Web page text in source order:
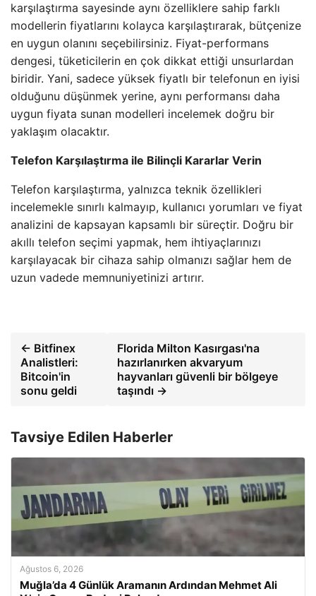
karşılaştırma sayesinde aynı özelliklere sahip farklı
modellerin fiyatlarını kolayca karşılaştırarak, bütçenize
en uygun olanını seçebilirsiniz. Fiyat-performans
dengesi, tüketicilerin en çok dikkat ettiği unsurlardan
biridir. Yani, sadece yüksek fiyatlı bir telefonun en iyisi
olduğunu düşünmek yerine, aynı performansı daha
uygun fiyata sunan modelleri incelemek doğru bir
yaklaşım olacaktır.
Telefon Karşılaştırma ile Bilinçli Kararlar Verin
Telefon karşılaştırma, yalnızca teknik özellikleri
incelemekle sınırlı kalmayıp, kullanıcı yorumları ve fiyat
analizini de kapsayan kapsamlı bir süreçtir. Doğru bir
akıllı telefon seçimi yapmak, hem ihtiyaçlarınızı
karşılayacak bir cihaza sahip olmanızı sağlar hem de
uzun vadede memnuniyetinizi artırır.
← Bitfinex
Analistleri:
Bitcoin'in
sonu geldi
Florida Milton Kasırgası'na
hazırlanırken akvaryum
hayvanları güvenli bir bölgeye
taşındı →
Tavsiye Edilen Haberler
Ağustos 6, 2026
Muğla’da 4 Günlük Aramanın Ardından Mehmet Ali